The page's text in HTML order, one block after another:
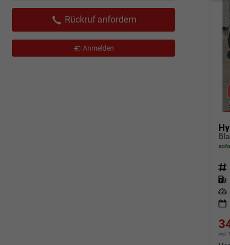
Fahrzeugnr.
Kraftstoff
Leistung
incl.
Rückruf anfordern
Anmelden